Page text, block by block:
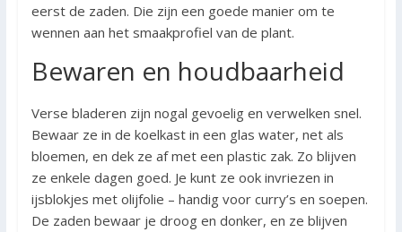
eerst de zaden. Die zijn een goede manier om te
wennen aan het smaakprofiel van de plant.
Bewaren en houdbaarheid
Verse bladeren zijn nogal gevoelig en verwelken snel.
Bewaar ze in de koelkast in een glas water, net als
bloemen, en dek ze af met een plastic zak. Zo blijven
ze enkele dagen goed. Je kunt ze ook invriezen in
ijsblokjes met olijfolie – handig voor curry’s en soepen.
De zaden bewaar je droog en donker, en ze blijven